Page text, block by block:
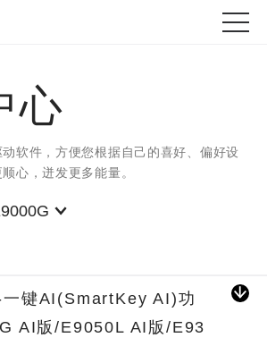
心
软件，方便您根据自己的喜好、偏好设
心，迸发更多能量。
键AI(SmartKey AI)功
AI版/E9050L AI版/E93